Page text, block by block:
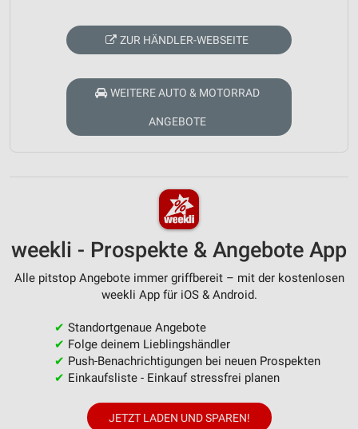
ZUR HÄNDLER-WEBSEITE
WEITERE AUTO & MOTORRAD
ANGEBOTE
weekli - Prospekte & Angebote App
Alle pitstop Angebote immer griffbereit – mit der kostenlosen
weekli App für iOS & Android.
✔ Standortgenaue Angebote
✔ Folge deinem Lieblingshändler
✔ Push-Benachrichtigungen bei neuen Prospekten
✔ Einkaufsliste - Einkauf stressfrei planen
JETZT LADEN UND SPAREN!